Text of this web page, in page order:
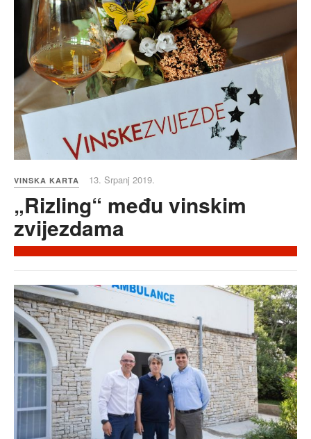
VINSKA KARTA 13. Srpanj 2019.
„Rizling“ među vinskim
zvijezdama